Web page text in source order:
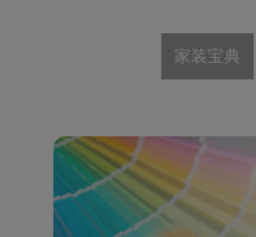
家装宝典